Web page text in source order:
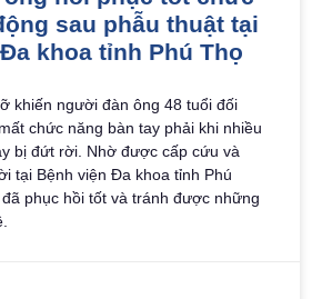
sau phẫu thuật tại
khoa tỉnh Phú Thọ
khiến người đàn ông 48 tuổi đối
chức năng bàn tay phải khi nhiều
bị đứt rời. Nhờ được cấp cứu và
tại Bệnh viện Đa khoa tỉnh Phú
phục hồi tốt và tránh được những